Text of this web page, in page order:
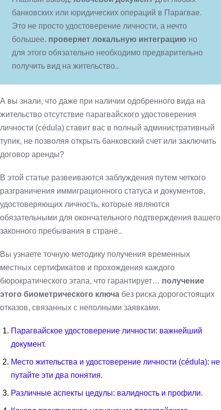
банковских или юридических операций в Парагвае.
Это не просто удостоверение личности, а нечто
большее. проверяет локальную интеграцию но
для этого обязательно необходимо предварительно
получить вид на жительство..
А вы знали, что даже при наличии одобренного вида на
жительство отсутствие парагвайского удостоверения
личности (cédula) ставит вас в полный административный
тупик, не позволяя открыть банковский счет или заключить
договор аренды?
В этой статье развеиваются заблуждения путем четкого
разграничения иммиграционного статуса и документов,
удостоверяющих личность, которые являются
обязательными для окончательного подтверждения вашего
законного пребывания в стране..
Вы узнаете точную методику получения временных
местных сертификатов и прохождения каждого
бюрократического этапа, что гарантирует… получение
этого биометрического ключа без риска дорогостоящих
отказов, связанных с неполными заявками.
Парагвайское удостоверение личности: важнейший
документ.
Место жительства и удостоверение личности (cédula): не
путайте эти два понятия.
Различные аспекты цедулы: валидность и профили.